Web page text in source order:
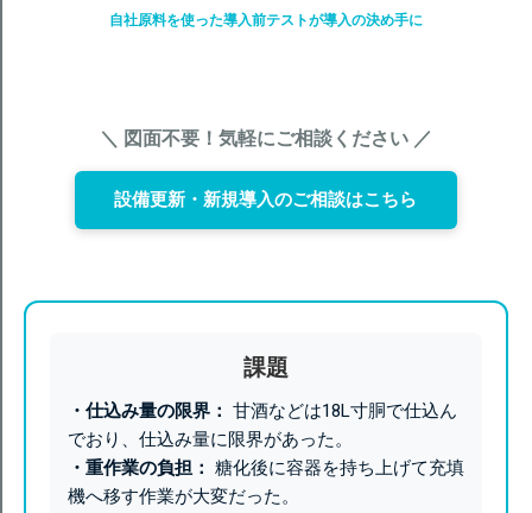
自社原料を使った導入前テストが導入の決め手に
＼ 図面不要！気軽にご相談ください ／
設備更新・新規導入のご相談はこちら
課題
・仕込み量の限界： 甘酒などは18L寸胴で仕込ん
でおり、仕込み量に限界があった。
・重作業の負担： 糖化後に容器を持ち上げて充填
機へ移す作業が大変だった。